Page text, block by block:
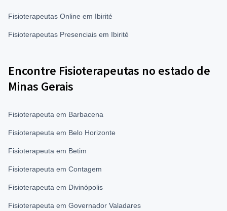
Fisioterapeutas Online em Ibirité
Fisioterapeutas Presenciais em Ibirité
Encontre Fisioterapeutas no estado de
Minas Gerais
Fisioterapeuta em Barbacena
Fisioterapeuta em Belo Horizonte
Fisioterapeuta em Betim
Fisioterapeuta em Contagem
Fisioterapeuta em Divinópolis
Fisioterapeuta em Governador Valadares